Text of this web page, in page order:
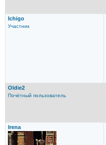
Ichigo
Участник
Oldie2
Почётный пользователь
Irena